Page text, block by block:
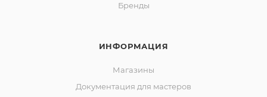
Бренды
ИНФОРМАЦИЯ
Магазины
Документация для мастеров